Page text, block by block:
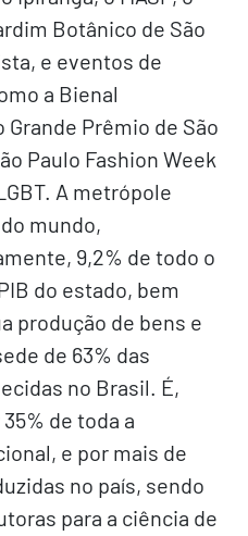
Botânico de São
e eventos de
a Bienal
Prêmio de São
Paulo Fashion Week
A metrópole
mundo,
9,2% de todo o
do estado, bem
produção de bens e
de 63% das
no Brasil. É,
de toda a
e por mais de
no país, sendo
para a ciência de